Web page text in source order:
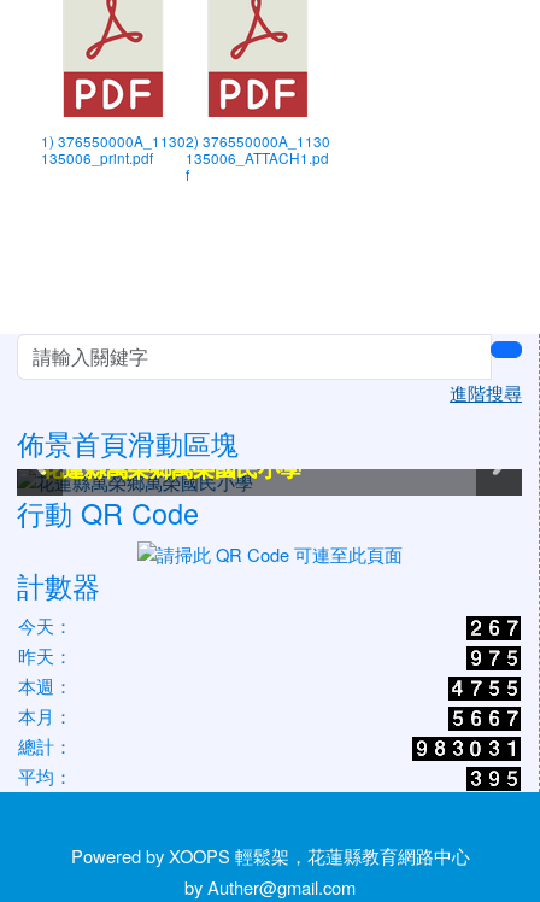
1) 376550000A_1130
135006_print.pdf
2) 376550000A_1130
135006_ATTACH1.pd
f
左邊區域內容
進階搜尋
佈景首頁滑動區塊
花蓮縣萬榮鄉萬榮國民小學
花蓮縣萬榮鄉萬榮國民小學
花蓮縣萬榮鄉萬榮國民小學
花蓮縣萬榮鄉萬榮國民小學
花蓮縣萬榮鄉萬榮國民小學
花蓮縣萬榮鄉萬榮國民小學
行動 QR Code
計數器
今天：
昨天：
本週：
本月：
總計：
平均：
Powered by XOOPS 輕鬆架，花蓮縣教育網路中心
by Auther@gmail.com